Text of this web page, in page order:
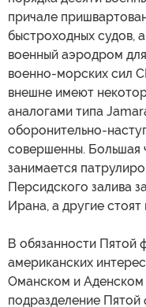
причале
быстроходных судов,
военный аэродром
военно-морских сил
внешне имеют
аналогами типа
оборонительно-
совершенны. Большая
занимается
Персидского залива
Ирана, а другие стоят
В обязанности Пятой
американских
Оманском и Аденском
подразделение Пятой